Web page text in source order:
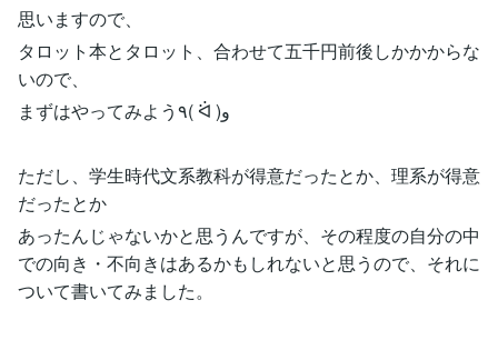
思いますので、
タロット本とタロット、合わせて五千円前後しかかからな
いので、
まずはやってみよう٩( ᐛ )و
ただし、学生時代文系教科が得意だったとか、理系が得意
だったとか
あったんじゃないかと思うんですが、その程度の自分の中
での向き・不向きはあるかもしれないと思うので、それに
ついて書いてみました。